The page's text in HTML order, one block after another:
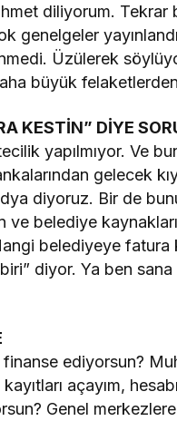
diliyorum. Tekrar
genelgeler
Üzülerek
büyük
KESTİN” DİYE
yapılmıyor. Ve
gelecek
diyoruz. Bir de
ve belediye
belediyeye
diyor. Ya ben
ediyorsun?
açayım,
Genel